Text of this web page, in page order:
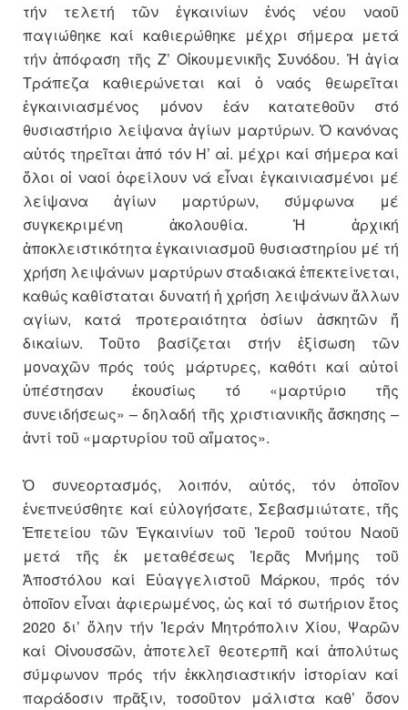
τήν τελετή τῶν ἐγκαινίων ἑνός νέου ναοῦ
παγιώθηκε καί καθιερώθηκε μέχρι σήμερα μετά
τήν ἀπόφαση τῆς Ζ’ Οἰκουμενικῆς Συνόδου. Ἡ ἁγία
Τράπεζα καθιερώνεται καί ὁ ναός θεωρεῖται
ἐγκαινιασμένος μόνον ἐάν κατατεθοῦν στό
θυσιαστήριο λείψανα ἁγίων μαρτύρων. Ὁ κανόνας
αὐτός τηρεῖται ἀπό τόν Η’ αἰ. μέχρι καί σήμερα καί
ὅλοι οἱ ναοί ὀφείλουν νά εἶναι ἐγκαινιασμένοι μέ
λείψανα ἁγίων μαρτύρων, σύμφωνα μέ
συγκεκριμένη ἀκολουθία. Ἡ ἀρχική
ἀποκλειστικότητα ἐγκαινιασμοῦ θυσιαστηρίου μέ τή
χρήση λειψάνων μαρτύρων σταδιακά ἐπεκτείνεται,
καθώς καθίσταται δυνατή ἡ χρήση λειψάνων ἄλλων
αγίων, κατά προτεραιότητα ὁσίων ἀσκητῶν ἤ
δικαίων. Τοῦτο βασίζεται στήν ἐξίσωση τῶν
μοναχῶν πρός τούς μάρτυρες, καθότι καί αὐτοί
ὑπέστησαν ἑκουσίως τό «μαρτύριο τῆς
συνειδήσεως» – δηλαδή τῆς χριστιανικῆς ἄσκησης –
ἀντί τοῦ «μαρτυρίου τοῦ αἵματος».
Ὁ συνεορτασμός, λοιπόν, αὐτός, τόν ὁποῖον
ἐνεπνεύσθητε καί εὐλογήσατε, Σεβασμιώτατε, τῆς
Ἐπετείου τῶν Ἐγκαινίων τοῦ Ἱεροῦ τούτου Ναοῦ
μετά τῆς ἐκ μεταθέσεως Ἱερᾶς Μνήμης τοῦ
Ἀποστόλου καί Εὐαγγελιστοῦ Μάρκου, πρός τόν
ὁποῖον εἶναι ἀφιερωμένος, ὡς καί τό σωτήριον ἔτος
2020 δι’ ὅλην τήν Ἱεράν Μητρόπολιν Χίου, Ψαρῶν
καί Οἰνουσσῶν, ἀποτελεῖ θεοτερπῆ καί ἀπολύτως
σύμφωνον πρός τήν ἐκκλησιαστικήν ἱστορίαν καί
παράδοσιν πρᾶξιν, τοσοῦτον μάλιστα καθ’ ὅσον